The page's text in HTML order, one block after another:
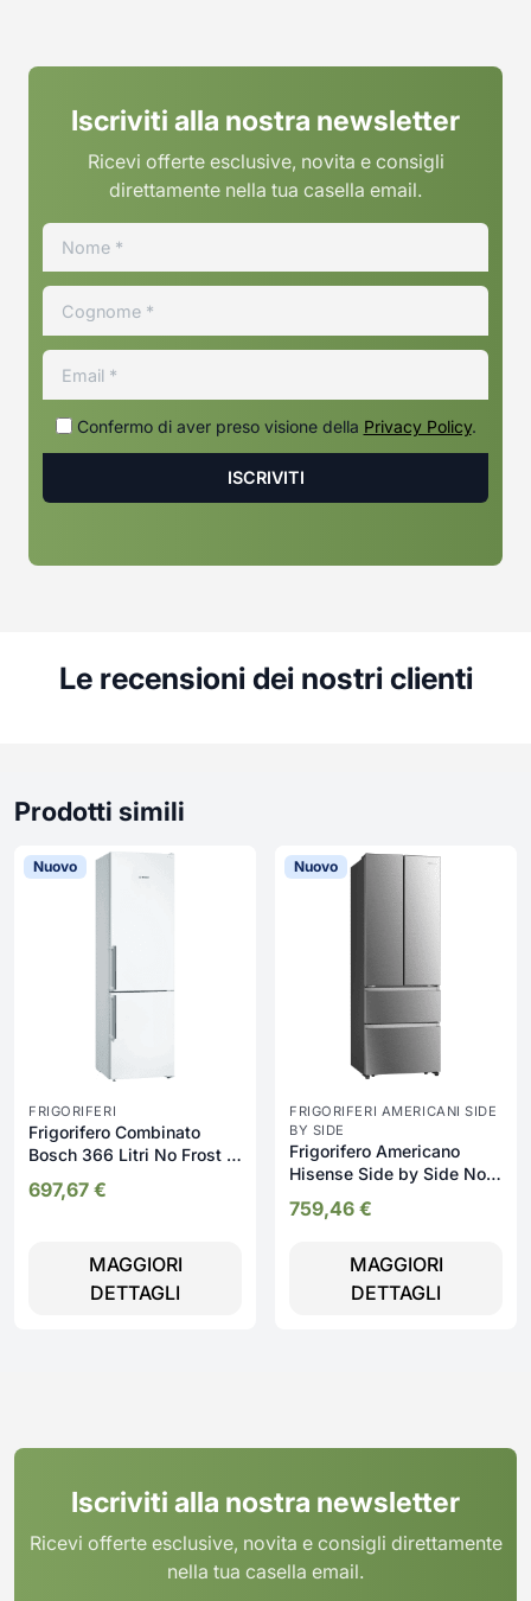
Iscriviti alla nostra newsletter
Ricevi offerte esclusive, novita e consigli
direttamente nella tua casella email.
Confermo di aver preso visione della Privacy Policy.
Le recensioni dei nostri clienti
Prodotti simili
Nuovo
FRIGORIFERI
Frigorifero Combinato
Bosch 366 Litri No Frost -
697,67 €
MAGGIORI
DETTAGLI
Nuovo
FRIGORIFERI AMERICANI SIDE
BY SIDE
Frigorifero Americano
Hisense Side by Side No
RF632N4BCE
759,46 €
MAGGIORI
DETTAGLI
Iscriviti alla nostra newsletter
Ricevi offerte esclusive, novita e consigli direttamente
nella tua casella email.